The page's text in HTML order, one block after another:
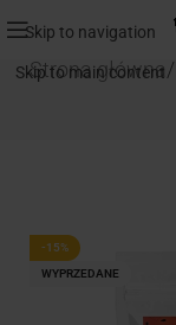
Skip to navigation
Skip to main content
Strona główna/
-15%
WYPRZEDANE